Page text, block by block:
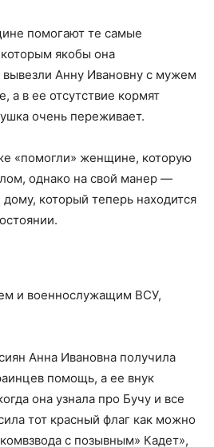
помогают те самые
якобы она
Анну Ивановну с мужем
а в ее отсутствие кормят
очень переживает.
«помогли» женщине, которую
однако на свой манер —
который теперь находится
и военнослужащим ВСУ,
Анна Ивановна получила
помощь, а ее внук
она узнала про Бучу и все
тот красный флаг как можно
с позывным» Кадет»,